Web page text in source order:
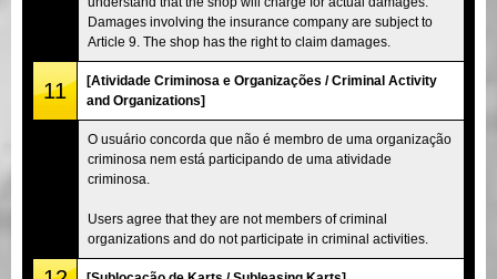
Damages involving the insurance company are subject to
Article 9. The shop has the right to claim damages.
11
[Atividade Criminosa e Organizações / Criminal Activity
and Organizations]
O usuário concorda que não é membro de uma organização
criminosa nem está participando de uma atividade
criminosa.
Users agree that they are not members of criminal
organizations and do not participate in criminal activities.